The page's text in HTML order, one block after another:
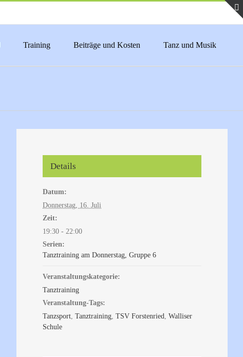
Training Beiträge und Kosten Tanz und Musik
Details
Datum:
Donnerstag, 16. Juli
Zeit:
19:30 - 22:00
Serien:
Tanztraining am Donnerstag, Gruppe 6
Veranstaltungskategorie:
Tanztraining
Veranstaltung-Tags:
Tanzsport,Tanztraining,TSV Forstenried,Walliser
Schule